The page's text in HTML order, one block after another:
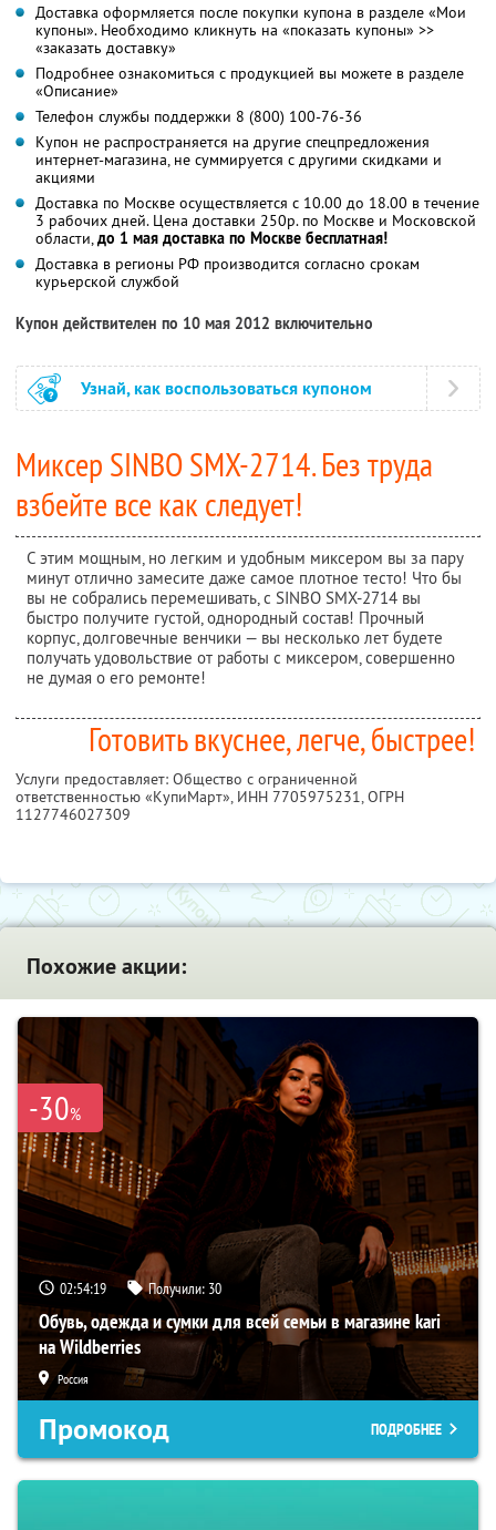
Доставка оформляется после покупки купона в разделе «Мои
купоны». Необходимо кликнуть на «показать купоны» >>
«заказать доставку»
Подробнее ознакомиться с продукцией вы можете в разделе
«Описание»
Телефон службы поддержки 8 (800) 100-76-36
Купон не распространяется на другие спецпредложения
интернет-магазина, не суммируется с другими скидками и
акциями
Доставка по Москве осуществляется с 10.00 до 18.00 в течение
3 рабочих дней. Цена доставки 250р. по Москве и Московской
области,до 1 мая доставка по Москве бесплатная!
Доставка в регионы РФ производится согласно срокам
курьерской службой
Купон действителен по 10 мая 2012 включительно
Узнай, как воспользоваться купоном
Миксер SINBO SMX-2714. Без труда
взбейте все как следует!
С этим мощным, но легким и удобным миксером вы за пару
минут отлично замесите даже самое плотное тесто! Что бы
вы не собрались перемешивать, с SINBO SMX-2714 вы
быстро получите густой, однородный состав! Прочный
корпус, долговечные венчики — вы несколько лет будете
получать удовольствие от работы с миксером, совершенно
не думая о его ремонте!
Готовить вкуснее, легче, быстрее!
Услуги предоставляет: Общество с ограниченной
ответственностью «КупиМарт», ИНН 7705975231, ОГРН
1127746027309
Похожие акции:
-30%
02:54:18 Получили: 30
Обувь, одежда и сумки для всей семьи в магазине kari
на Wildberries
Россия
Промокод ПОДРОБНЕЕ